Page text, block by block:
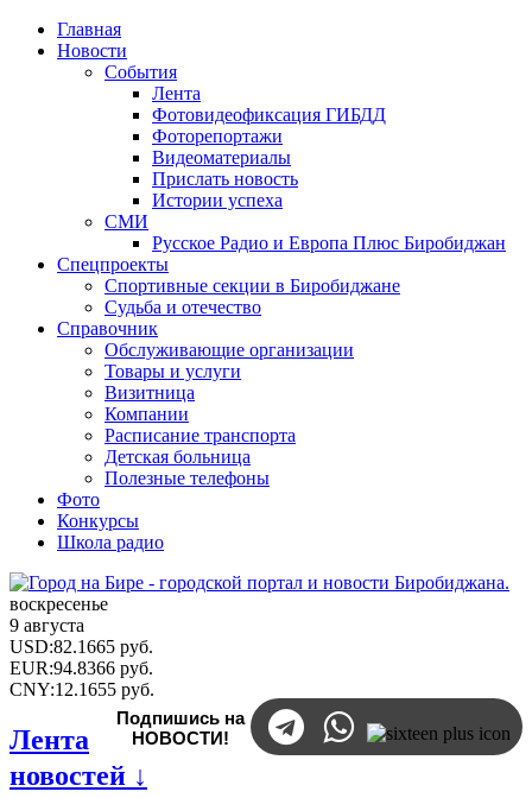
Главная
Новости
События
Лента
Фотовидеофиксация ГИБДД
Фоторепортажи
Видеоматериалы
Прислать новость
Истории успеха
СМИ
Русское Радио и Европа Плюс Биробиджан
Спецпроекты
Спортивные секции в Биробиджане
Судьба и отечество
Справочник
Обслуживающие организации
Товары и услуги
Визитница
Компании
Расписание транспорта
Детская больница
Полезные телефоны
Фото
Конкурсы
Школа радио
воскресенье
9 августа
USD:82.1665 руб.
EUR:94.8366 руб.
CNY:12.1655 руб.
Подпишись на
НОВОСТИ!
Лента
новостей ↓